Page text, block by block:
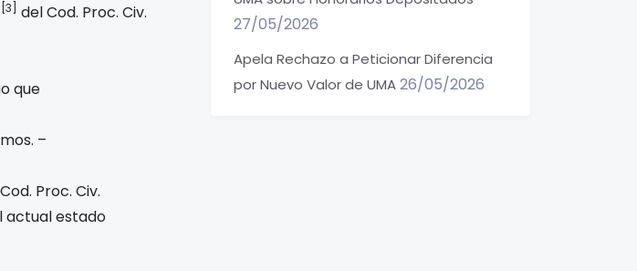
[3]
del Cod. Proc. Civ.
que
–
Proc. Civ.
actual estado
27/05/2026
Apela Rechazo a Peticionar Diferencia
por Nuevo Valor de UMA26/05/2026